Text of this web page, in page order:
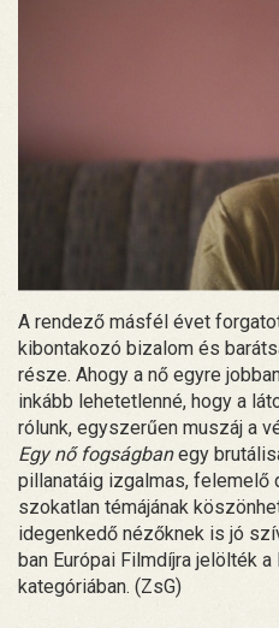
A rendező másfél évet
kibontakozó bizalom és
része. Ahogy a nő egyre
inkább lehetetlenné, hogy a
rólunk, egyszerűen muszáj a
Egy nő fogságbanegy
pillanatáig izgalmas, felemelő
szokatlan témájának
idegenkedő nézőknek is jó
ban Európai Filmdíjra jelölték
kategóriában. (ZsG)